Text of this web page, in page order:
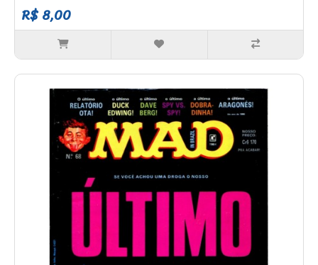
R$ 8,00